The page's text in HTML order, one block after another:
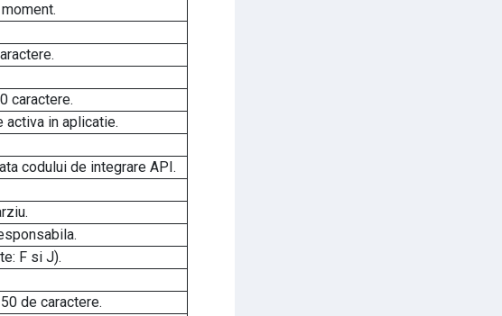
caractere.
activa in aplicatie.
codului de integrare API.
F si J).
de caractere.